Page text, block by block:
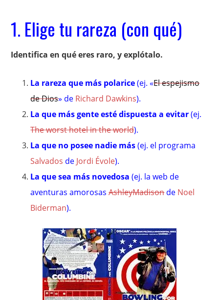
1. Elige tu rareza (con qué)
Identifica en qué eres raro, y explótalo.
La rareza que más polarice(ej. «El espejismo
de Dios» de Richard Dawkins).
La que más gente esté dispuesta a evitar(ej.
The worst hotel in the world).
La que no posee nadie más(ej. el programa
Salvados de Jordi Évole).
La que sea más novedosa (ej. la web de
aventuras amorosasAshleyMadisonde Noel
Biderman).